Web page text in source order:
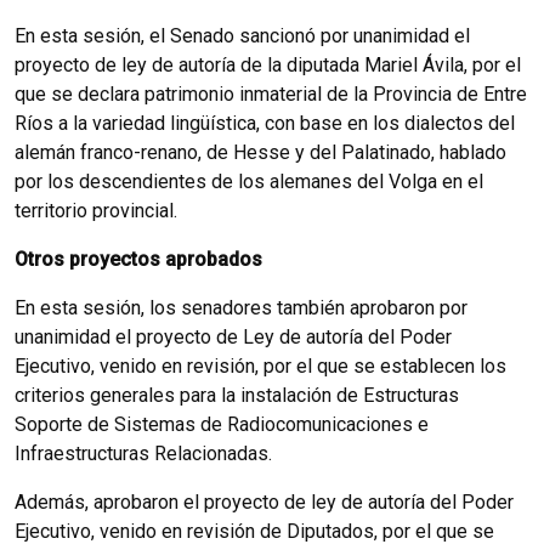
En esta sesión, el Senado sancionó por unanimidad el
proyecto de ley de autoría de la diputada Mariel Ávila, por el
que se declara patrimonio inmaterial de la Provincia de Entre
Ríos a la variedad lingüística, con base en los dialectos del
alemán franco-renano, de Hesse y del Palatinado, hablado
por los descendientes de los alemanes del Volga en el
territorio provincial.
Otros proyectos aprobados
En esta sesión, los senadores también aprobaron por
unanimidad el proyecto de Ley de autoría del Poder
Ejecutivo, venido en revisión, por el que se establecen los
criterios generales para la instalación de Estructuras
Soporte de Sistemas de Radiocomunicaciones e
Infraestructuras Relacionadas.
Además, aprobaron el proyecto de ley de autoría del Poder
Ejecutivo, venido en revisión de Diputados, por el que se